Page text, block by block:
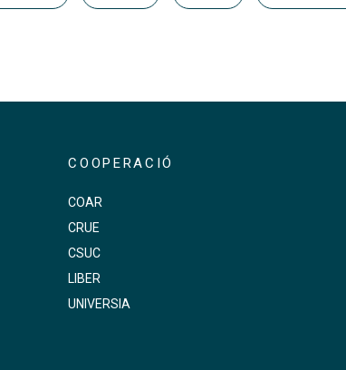
COOPERACIÓ
COAR
CRUE
CSUC
LIBER
UNIVERSIA